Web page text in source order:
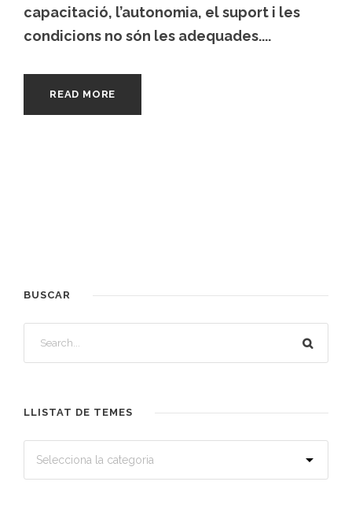
capacitació, l’autonomia, el suport i les
condicions no són les adequades....
READ MORE
BUSCAR
LLISTAT DE TEMES